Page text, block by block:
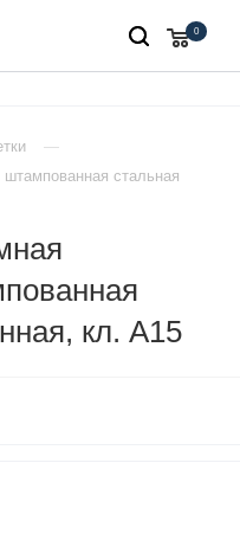
0
стальная
кл. А15